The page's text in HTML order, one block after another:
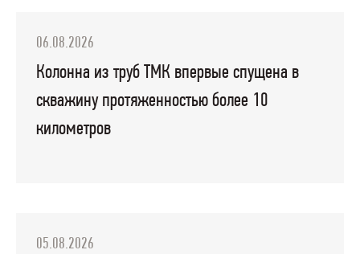
06.08.2026
Колонна из труб ТМК впервые спущена в
скважину протяженностью более 10
километров
05.08.2026